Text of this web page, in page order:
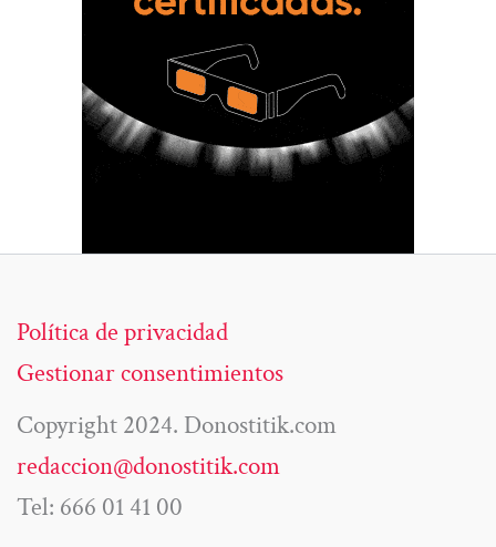
Política de privacidad
Gestionar consentimientos
Copyright 2024. Donostitik.com
redaccion@donostitik.com
Tel: 666 01 41 00